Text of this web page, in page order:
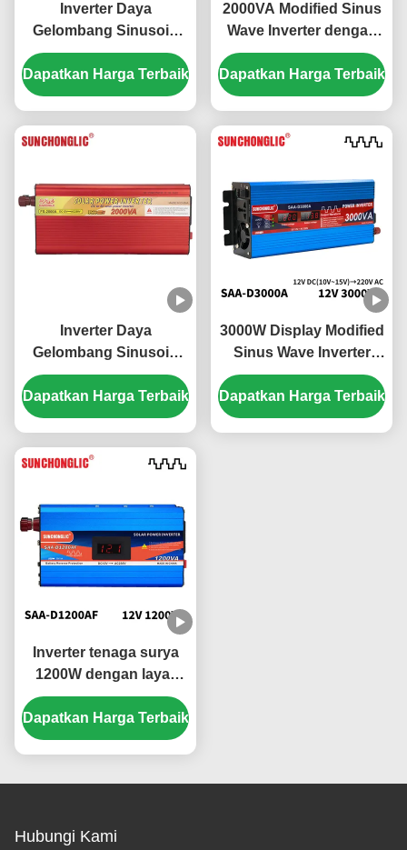
Inverter Daya
Gelombang Sinusoid
Termodifikasi 2000W
dengan Tampilan LCD
dan Output USB DC
Dapatkan Harga Terbaik
2000VA Modified Sinus
Wave Inverter dengan
USB 5V Output untuk
Konversi Daya DC ke
AC
Dapatkan Harga Terbaik
Inverter Daya
Gelombang Sinusoid
Termodifikasi 2000VA
Hemat Energi Ramah
Lingkungan Inverter
Dapatkan Harga Terbaik
3000W Display Modified
Sinus Wave Inverter
dengan sekring sirkuit
eksternal untuk
konversi daya 12v ke
Dapatkan Harga Terbaik
Inverter tenaga surya
1200W dengan layar
LCD dan operasi yang
tenang untuk peralatan
rumah tangga
Dapatkan Harga Terbaik
Hubungi Kami